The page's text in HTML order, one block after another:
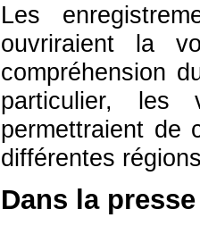
Les
ouvriraient la
compréhension
particulier, les
permettraient de
différentes
Dans la presse